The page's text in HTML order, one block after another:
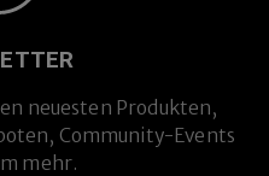
neuesten Produkten,
Community-Events
mehr.